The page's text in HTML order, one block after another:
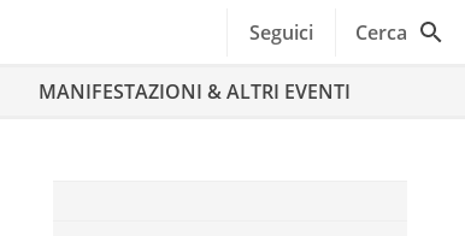
Seguici Cerca
MANIFESTAZIONI & ALTRI EVENTI